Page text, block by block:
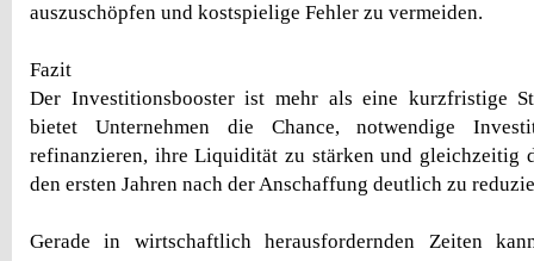
auszuschöpfen und kostspielige Fehler zu vermeiden.
Fazit
Der Investitionsbooster ist mehr als eine kurzfristige
bietet Unternehmen die Chance, notwendige
refinanzieren, ihre Liquidität zu stärken und gleichzeitig
den ersten Jahren nach der Anschaffung deutlich zu
Gerade in wirtschaftlich herausfordernden Zeiten